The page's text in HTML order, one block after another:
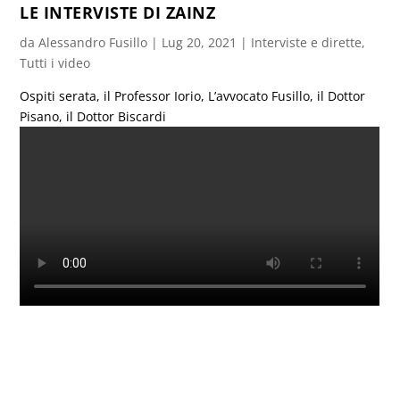
LE INTERVISTE DI ZAINZ
daAlessandro Fusillo | Lug 20, 2021 | Interviste e dirette,
Tutti i video
Ospiti serata, il Professor Iorio, L’avvocato Fusillo, il Dottor
Pisano, il Dottor Biscardi